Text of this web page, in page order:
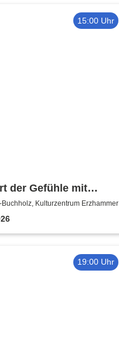
15:00 Uhr
der Gefühle mit
WeilandKulturzentrum Erzhammer
19:00 Uhr